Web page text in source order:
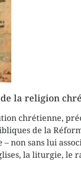
la religion
chrétienne,
de la
non sans lui
la liturgie, le